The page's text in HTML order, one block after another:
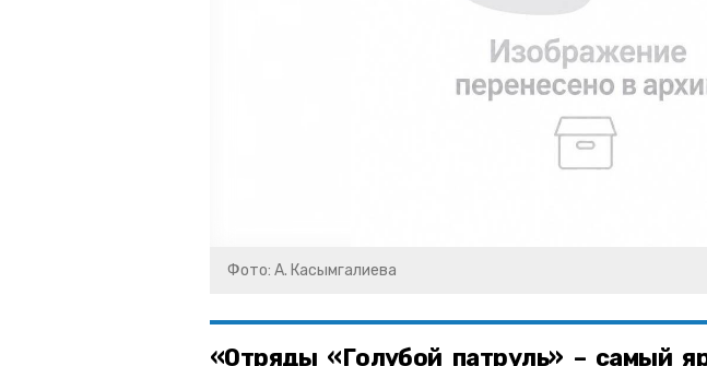
Фото: А. Касымгалиева
«Отряды «Голубой патруль» – самый